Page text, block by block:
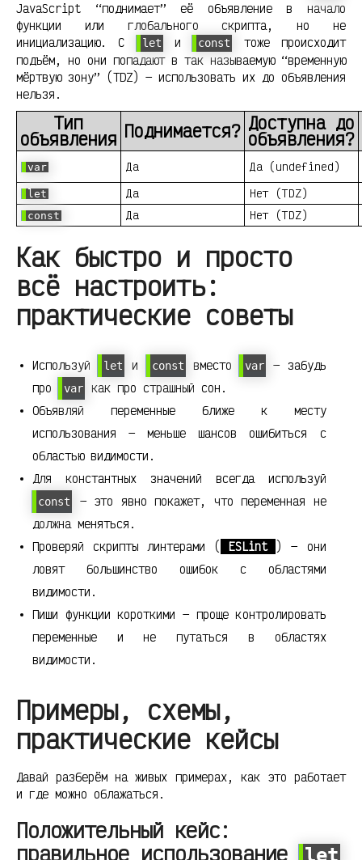
JavaScript “поднимает” её объявление в начало
функции или глобального скрипта, но не
инициализацию. С
let и const
тоже происходит
подъём, но они попадают в так называемую “временную
мёртвую зону” (TDZ) — использовать их до объявления
нельзя.
Тип
объявления Поднимается? Доступна до
объявления?
var Да Да (undefined)
let Да Нет (TDZ)
const Да Нет (TDZ)
Как быстро и просто
всё настроить:
практические советы
Используй let и const вместо var
— забудь
про
var
как про страшный сон.
Объявляй переменные ближе к месту
использования — меньше шансов ошибиться с
областью видимости.
Для константных значений всегда используй
const
— это явно покажет, что переменная не
должна меняться.
Проверяй скрипты линтерами (
ESLint
) — они
ловят большинство ошибок с областями
видимости.
Пиши функции короткими — проще контролировать
переменные и не путаться в областях
видимости.
Примеры, схемы,
практические кейсы
Давай разберём на живых примерах, как это работает
и где можно облажаться.
Положительный кейс:
правильное использование
let